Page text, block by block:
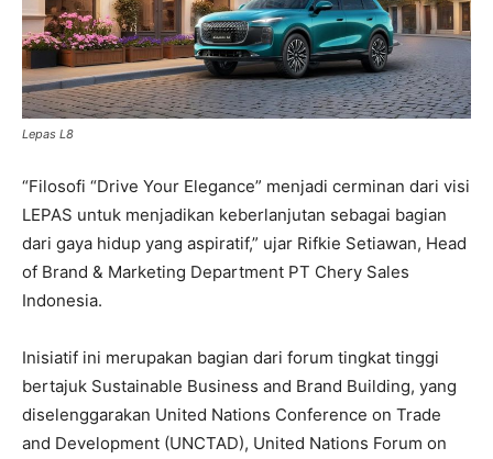
Lepas L8
“Filosofi “Drive Your Elegance” menjadi cerminan dari visi
LEPAS untuk menjadikan keberlanjutan sebagai bagian
dari gaya hidup yang aspiratif,” ujar Rifkie Setiawan, Head
of Brand & Marketing Department PT Chery Sales
Indonesia.
Inisiatif ini merupakan bagian dari forum tingkat tinggi
bertajuk Sustainable Business and Brand Building, yang
diselenggarakan United Nations Conference on Trade
and Development (UNCTAD), United Nations Forum on